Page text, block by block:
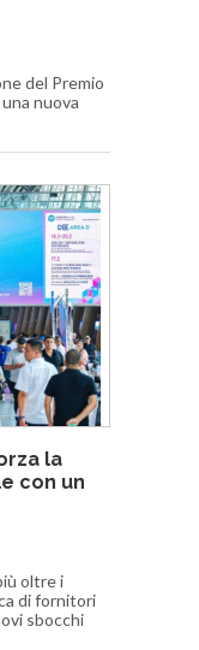
del Premio
nuova
la
con un
oltre i
di fornitori
sbocchi